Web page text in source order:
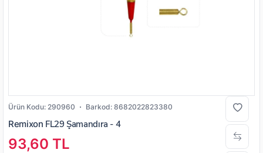
Ürün Kodu: 290960 Barkod: 8682022823380
Remixon FL29 Şamandıra - 4
93,60 TL